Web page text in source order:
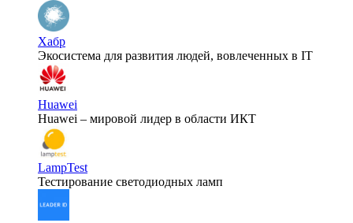
Хабр
Экосистема для развития людей, вовлеченных в IT
Huawei
Huawei – мировой лидер в области ИКТ
LampTest
Тестирование светодиодных ламп